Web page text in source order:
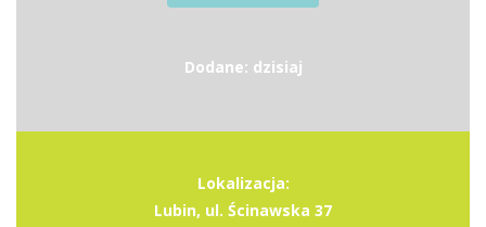
Dodane: dzisiaj
Lokalizacja:
Lubin, ul. Ścinawska 37